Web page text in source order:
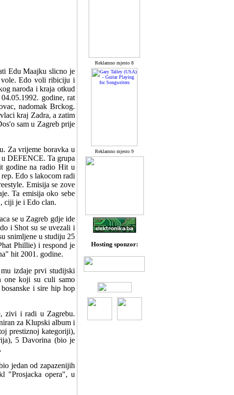
Edu Maajku slicno je
Edo voli ribiciju i
naroda i kraja otkud
godine, rat
nadomak Brckog.
kraj Zadra, a zatim
sam u Zagreb prije
Za vrijeme boravka u
DEFENCE. Ta grupa
godine na radio Hit u
Edo s lakocom radi
Emisija se zove
Ta emisija oko sebe
ciji je i Edo clan.
se u Zagreb gdje ide
i Shot su se uvezali i
snimljene u studiju 25
Phillie) i respond je
hit 2001. godine.
izdaje prvi studijski
one koji su culi samo
i sire hip hop
zivi i radi u Zagrebu.
za Klupski album i
prestiznoj kategoriji),
5 Davorina (bio je
jedan od zapazenijih
"Prosjacka opera", u
Reklamno mjesto 8
Reklamno mjesto 9
Hosting sponzor: